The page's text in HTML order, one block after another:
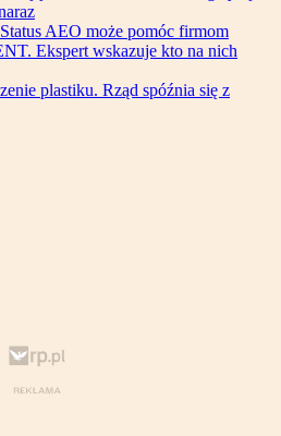
AEO może pomóc firmom
Ekspert wskazuje kto na nich
plastiku. Rząd spóźnia się z